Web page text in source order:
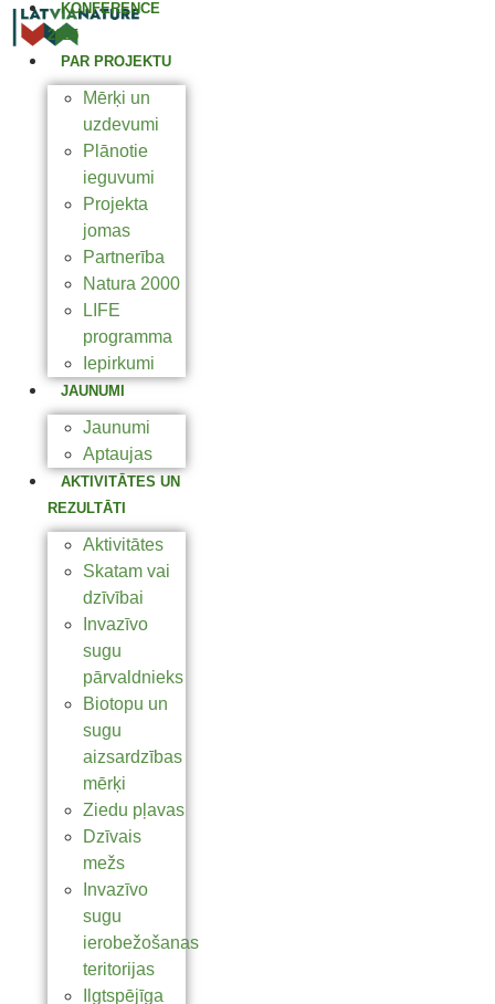
KONFERENCE
2025
PAR PROJEKTU
Mērķi un
uzdevumi
Plānotie
ieguvumi
Projekta
jomas
Partnerība
Natura 2000
LIFE
programma
Iepirkumi
JAUNUMI
Jaunumi
Aptaujas
AKTIVITĀTES UN
REZULTĀTI
Aktivitātes
Skatam vai
dzīvībai
Invazīvo
sugu
pārvaldnieks
Biotopu un
sugu
aizsardzības
mērķi
Ziedu pļavas
Dzīvais
mežs
Invazīvo
sugu
ierobežošanas
teritorijas
Ilgtspējīga